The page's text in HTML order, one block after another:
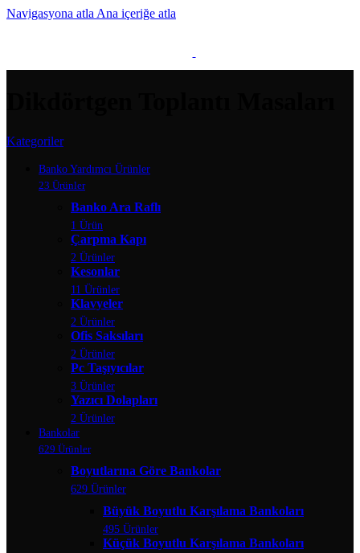
Navigasyona atla Ana içeriğe atla
MENÜ
Kategoriler
Banko Yardımcı Ürünler
23 Ürünler
Banko Ara Raflı
1 Ürün
Çarpma Kapı
2 Ürünler
Kesonlar
11 Ürünler
Klavyeler
2 Ürünler
Ofis Saksıları
2 Ürünler
Pc Taşıyıcılar
3 Ürünler
Yazıcı Dolapları
2 Ürünler
Bankolar
629 Ürünler
Boyutlarına Göre Bankolar
629 Ürünler
Büyük Boyutlu Karşılama Bankoları
495 Ürünler
Küçük Boyutlu Karşılama Bankoları